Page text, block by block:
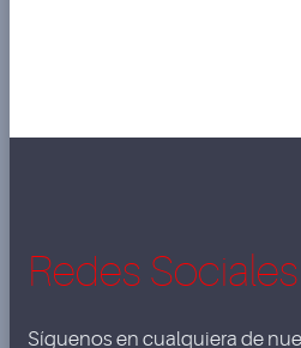
Redes Sociales
Síguenos en cualquiera de